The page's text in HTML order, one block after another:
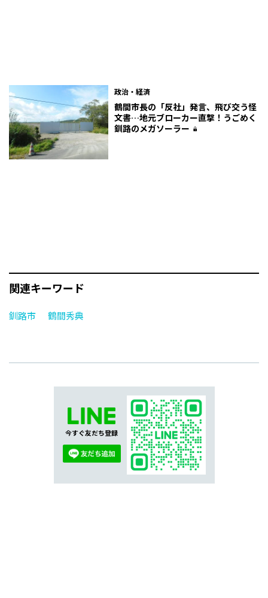
政治・経済
鶴間市長の「反社」発言、飛び交う怪
文書…地元ブローカー直撃！うごめく
釧路のメガソーラー
関連キーワード
釧路市 鶴間秀典
今すぐ友だち登録